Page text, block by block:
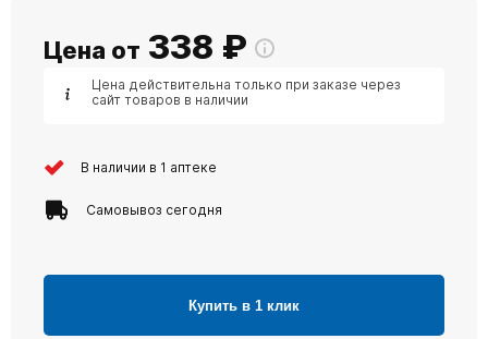
Цена от 338 ₽
Цена действительна только при заказе через
сайт товаров в наличии
В наличии в 1 аптеке
Самовывоз сегодня
Купить в 1 клик